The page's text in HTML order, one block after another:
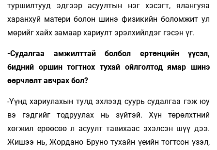
туршилтууд эдгээр асуултын нэг хэсэгт, ялангуяа
харанхуй матери болон шинэ физикийн боломжит ул
мөрийг хайх замаар хариулт эрэлхийлдэг гэсэн үг.
-Судалгаа амжилттай болбол ертөнцийн үүсэл,
бидний оршин тогтнох тухай ойлголтод ямар шинэ
өөрчлөлт авчрах бол?
-Үүнд хариулахын тулд эхлээд суурь судалгаа гэж юу
вэ гэдгийг тодруулах нь зүйтэй. Хүн төрөлхтний
хөгжил ерөөсөө л асуулт тавихаас эхэлсэн шүү дээ.
Жишээ нь, Жордано Бруно тухайн үеийн тогтсон үзэл,